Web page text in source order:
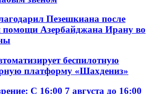
Пезешкиана после
помощи Азербайджана Ирану во
беспилотную
платформу «Шахдениз»
С 16:00 7 августа до 16:00